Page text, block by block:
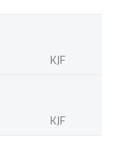
KJF
KJF